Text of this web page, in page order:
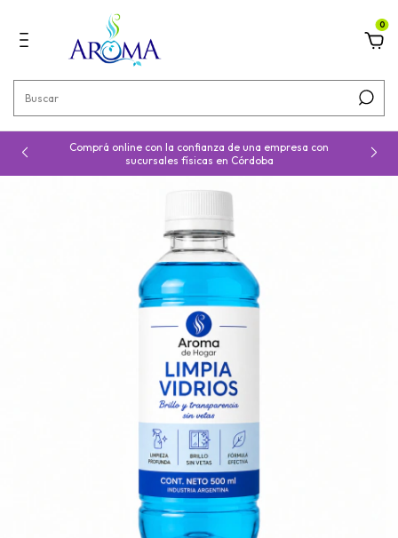
0
Comprá online con la confianza de una empresa con
sucursales físicas en Córdoba